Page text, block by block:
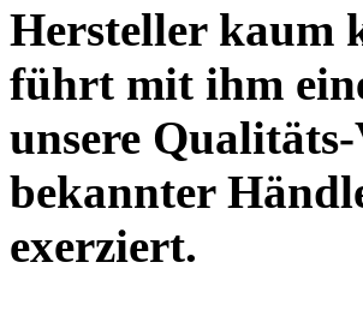
Hersteller kaum
führt mit ihm
unsere
bekannter
exerziert.